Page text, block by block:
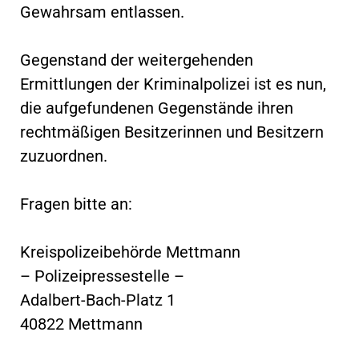
Gewahrsam entlassen.
Gegenstand der weitergehenden
Ermittlungen der Kriminalpolizei ist es nun,
die aufgefundenen Gegenstände ihren
rechtmäßigen Besitzerinnen und Besitzern
zuzuordnen.
Fragen bitte an:
Kreispolizeibehörde Mettmann
– Polizeipressestelle –
Adalbert-Bach-Platz 1
40822 Mettmann